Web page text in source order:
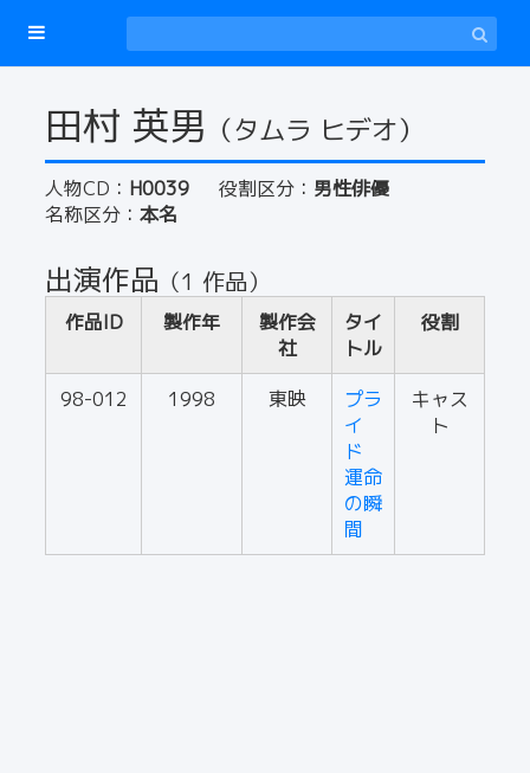
田村 英男 （タムラ ヒデオ）
人物CD： H0039 役割区分： 男性俳優
名称区分： 本名
出演作品 （1 作品）
作品ID 製作年
製作会
社
タイ
トル
役割
98-012 1998 東映
プラ
イ
ド
運命
の瞬
間
キャス
ト